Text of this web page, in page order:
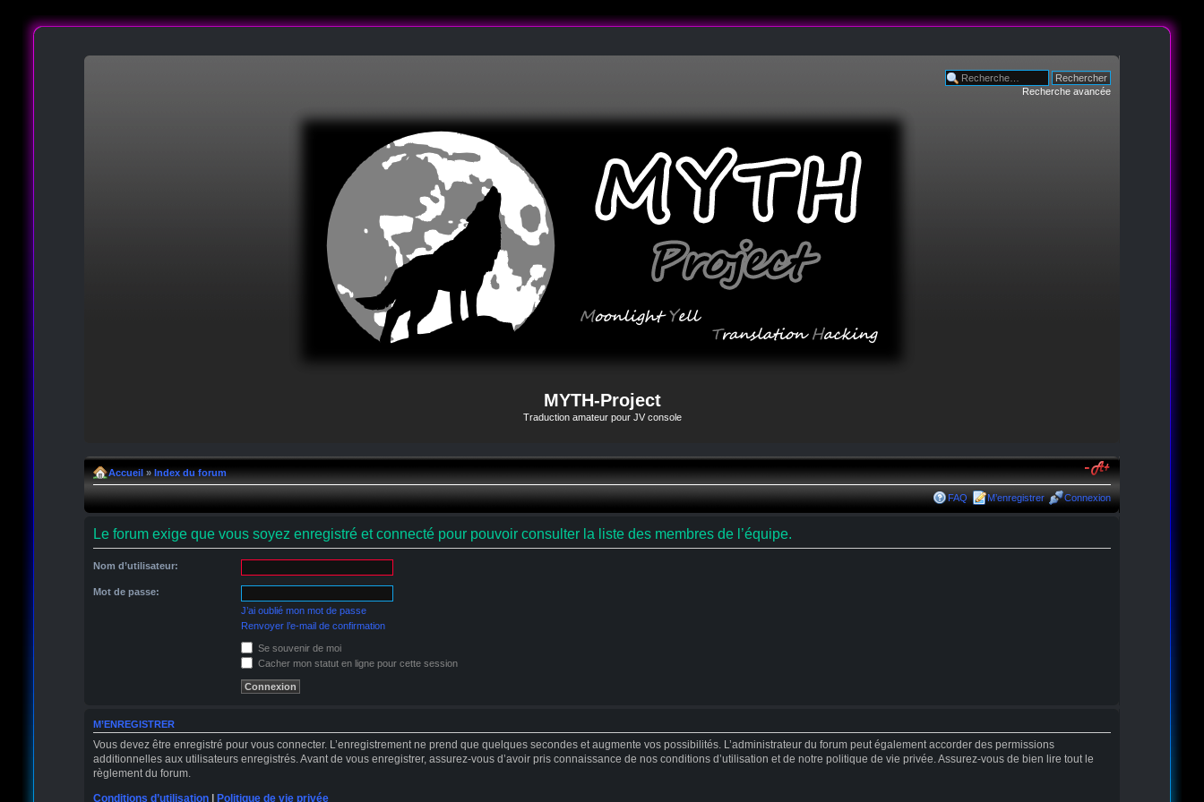
Recherche avancée
MYTH-Project
Traduction amateur pour JV console
Accueil» Index du forum
FAQ M’enregistrer Connexion
Le forum exige que vous soyez enregistré et connecté pour pouvoir consulter la liste des membres de l’équipe.
Nom d’utilisateur:
Mot de passe:
J’ai oublié mon mot de passe
Renvoyer l’e-mail de confirmation
Se souvenir de moi
Cacher mon statut en ligne pour cette session
M’ENREGISTRER
Vous devez être enregistré pour vous connecter. L’enregistrement ne prend que quelques secondes et augmente vos possibilités. L’administrateur du forum peut également accorder des permissions
additionnelles aux utilisateurs enregistrés. Avant de vous enregistrer, assurez-vous d’avoir pris connaissance de nos conditions d’utilisation et de notre politique de vie privée. Assurez-vous de bien lire tout le
règlement du forum.
Conditions d’utilisation| Politique de vie privée